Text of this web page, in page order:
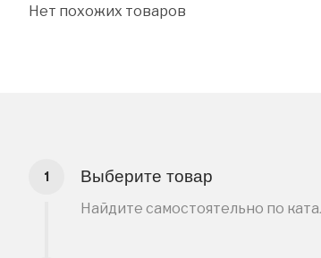
Нет похожих товаров
Выберите товар
Найдите самостоятельно по